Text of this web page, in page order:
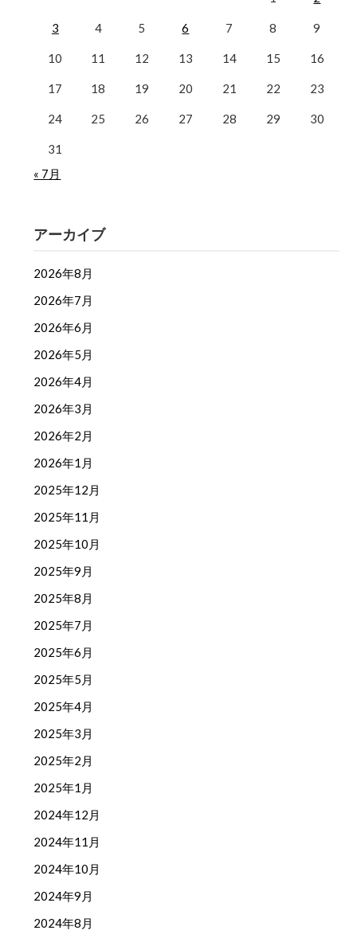
3 4 5 6 7 8 9
10 11 12 13 14 15 16
17 18 19 20 21 22 23
24 25 26 27 28 29 30
31
« 7月
アーカイブ
2026年8月
2026年7月
2026年6月
2026年5月
2026年4月
2026年3月
2026年2月
2026年1月
2025年12月
2025年11月
2025年10月
2025年9月
2025年8月
2025年7月
2025年6月
2025年5月
2025年4月
2025年3月
2025年2月
2025年1月
2024年12月
2024年11月
2024年10月
2024年9月
2024年8月